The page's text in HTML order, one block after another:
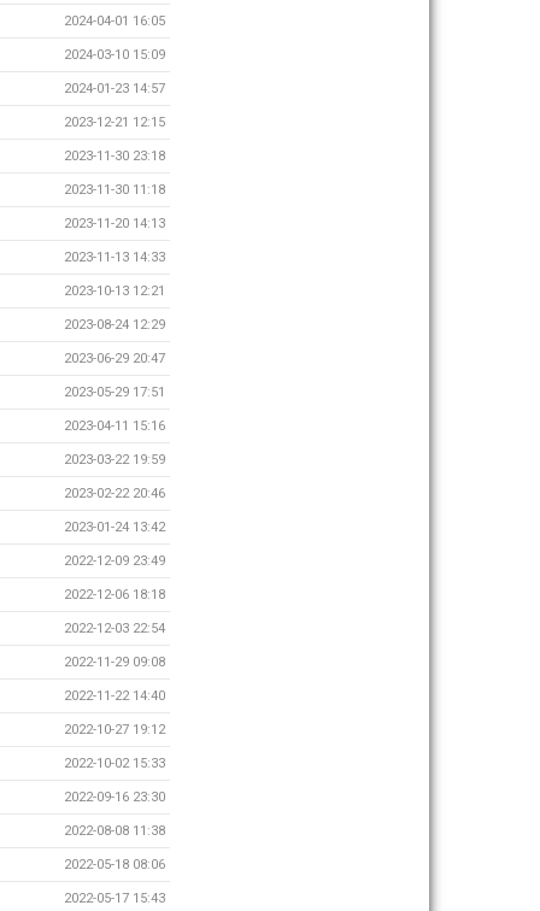
2024-04-01 16:05
2024-03-10 15:09
2024-01-23 14:57
2023-12-21 12:15
2023-11-30 23:18
2023-11-30 11:18
2023-11-20 14:13
2023-11-13 14:33
2023-10-13 12:21
2023-08-24 12:29
2023-06-29 20:47
2023-05-29 17:51
2023-04-11 15:16
2023-03-22 19:59
2023-02-22 20:46
2023-01-24 13:42
2022-12-09 23:49
2022-12-06 18:18
2022-12-03 22:54
2022-11-29 09:08
2022-11-22 14:40
2022-10-27 19:12
2022-10-02 15:33
2022-09-16 23:30
2022-08-08 11:38
2022-05-18 08:06
2022-05-17 15:43